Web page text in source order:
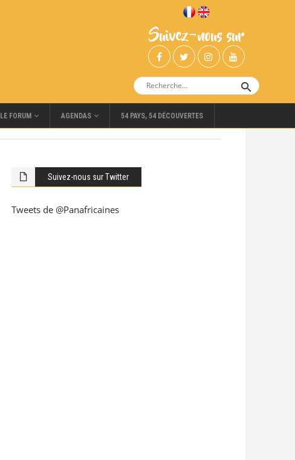
Suivez-nous sur
LE FORUM AGENDAS 54 PAYS, 54 DÉCOUVERTES
Suivez-nous sur Twitter
Tweets de @Panafricaines